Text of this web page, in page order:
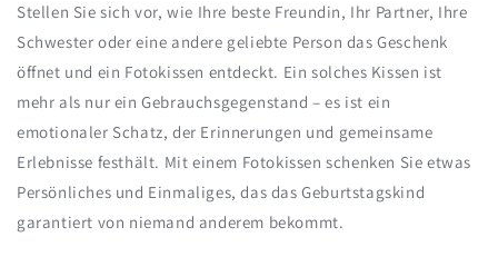
Stellen Sie sich vor, wie Ihre beste Freundin, Ihr Partner, Ihre
Schwester oder eine andere geliebte Person das Geschenk
öffnet und ein Fotokissen entdeckt. Ein solches Kissen ist
mehr als nur ein Gebrauchsgegenstand – es ist ein
emotionaler Schatz, der Erinnerungen und gemeinsame
Erlebnisse festhält. Mit einem Fotokissen schenken Sie etwas
Persönliches und Einmaliges, das das Geburtstagskind
garantiert von niemand anderem bekommt.